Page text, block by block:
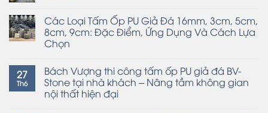
Các Loại Tấm Ốp PU Giả Đá 16mm, 3cm, 5cm,
8cm, 9cm: Đặc Điểm, Ứng Dụng Và Cách Lựa
Chọn
27
Th6
Bách Vượng thi công tấm ốp PU giả đá BV-
Stone tại nhà khách – Nâng tầm không gian
nội thất hiện đại